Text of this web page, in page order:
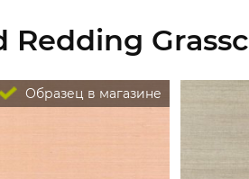
Redding
Образец в магазине